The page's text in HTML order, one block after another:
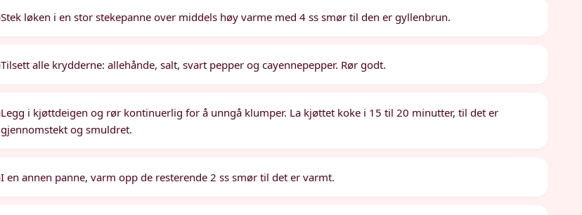
Stek løken i en stor stekepanne over middels høy varme med 4 ss smør til den er gyllenbrun.
Tilsett alle krydderne: allehånde, salt, svart pepper og cayennepepper. Rør godt.
Legg i kjøttdeigen og rør kontinuerlig for å unngå klumper. La kjøttet koke i 15 til 20 minutter, til det er
gjennomstekt og smuldret.
I en annen panne, varm opp de resterende 2 ss smør til det er varmt.